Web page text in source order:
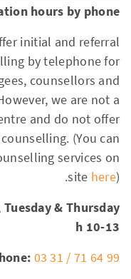
hours by phone
initial and referral
by telephone for
counsellors and
we are not a
and do not offer
(You can
services on
site here).
Tuesday & Thursday
10-13 h
03 31 / 71 64 99